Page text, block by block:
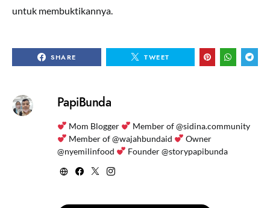
untuk membuktikannya.
SHARE TWEET
PapiBunda
Mom Blogger
Member of @sidina.community
Member of @wajahbundaid
Owner
@nyemilinfood
Founder @storypapibunda